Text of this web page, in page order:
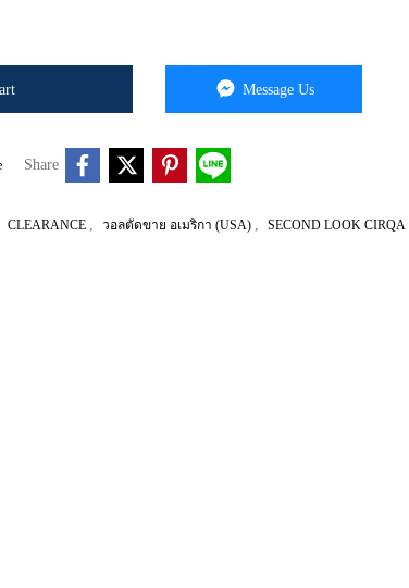
Message Us
Share
CLEARANCE วอลตัดขาย อเมริกา (USA) SECOND LOOK CIRQA